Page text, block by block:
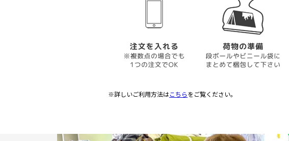
※詳しいご利用方法はこちらをご覧ください。